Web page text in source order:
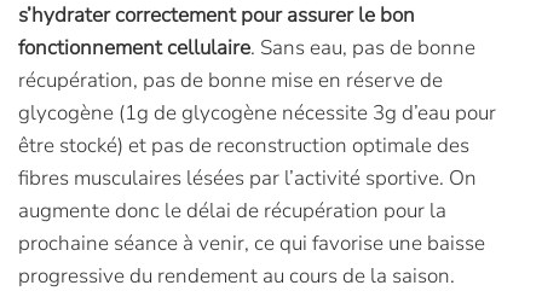
s’hydrater correctement pour assurer le bon
fonctionnement cellulaire. Sans eau, pas de bonne
récupération, pas de bonne mise en réserve de
glycogène (1g de glycogène nécessite 3g d’eau pour
être stocké) et pas de reconstruction optimale des
fibres musculaires lésées par l’activité sportive. On
augmente donc le délai de récupération pour la
prochaine séance à venir, ce qui favorise une baisse
progressive du rendement au cours de la saison.